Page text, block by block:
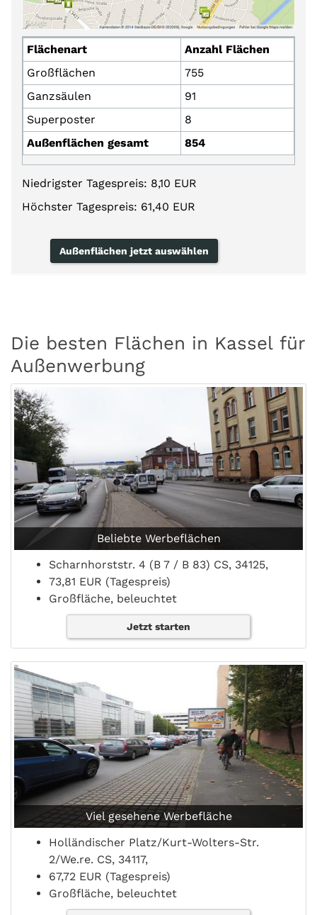
Flächenart
Anzahl Flächen
Großflächen
755
Ganzsäulen
91
Superposter
8
Außenflächen gesamt
854
Niedrigster Tagespreis: 8,10 EUR
Höchster Tagespreis: 61,40 EUR
Außenflächen jetzt auswählen
Die besten Flächen in Kassel für
Außenwerbung
Beliebte Werbeflächen
Scharnhorststr. 4 (B 7 / B 83) CS, 34125,
73,81 EUR (Tagespreis)
Großfläche, beleuchtet
Jetzt starten
Viel gesehene Werbefläche
Holländischer Platz/Kurt-Wolters-Str.
2/We.re. CS, 34117,
67,72 EUR (Tagespreis)
Großfläche, beleuchtet